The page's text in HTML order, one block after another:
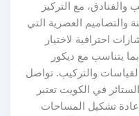
مع التركيز
العصرية التي
احترافية لاختيار
يتناسب مع ديكور
والتركيب. تواصل
الستائر في الكويت تعتبر
تشكيل المساحات